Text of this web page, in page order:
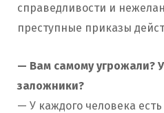
справедливости и
преступные приказы
— Вам самому угрожали? У
заложники?
— У каждого человека есть